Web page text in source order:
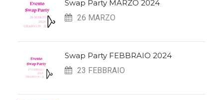
Swap Party MARZO 2024
26 MARZO
Swap Party FEBBRAIO 2024
23 FEBBRAIO